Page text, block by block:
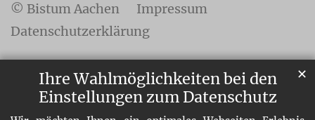
Ihre Wahlmöglichkeiten bei den
Einstellungen zum Datenschutz
✕
© Bistum Aachen
Impressum
Datenschutzerklärung